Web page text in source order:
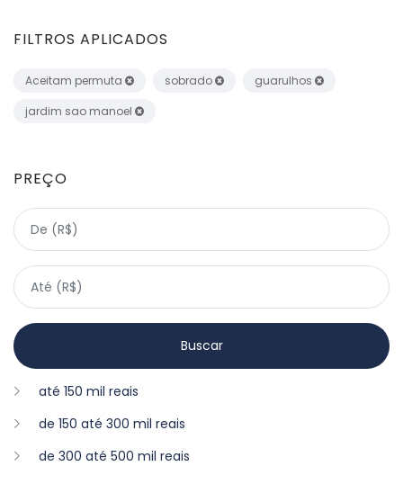
FILTROS APLICADOS
Aceitam permuta sobrado
guarulhos
jardim sao manoel
PREÇO
até 150 mil reais
de 150 até 300 mil reais
de 300 até 500 mil reais